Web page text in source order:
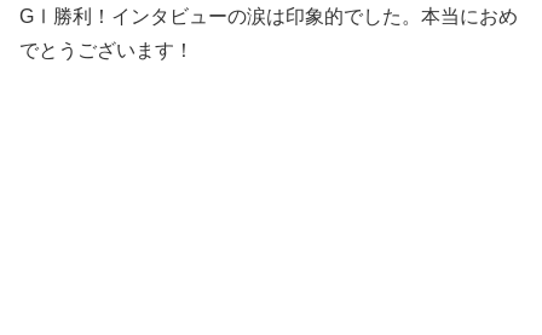
GⅠ勝利！インタビューの涙は印象的でした。本当におめ
でとうございます！